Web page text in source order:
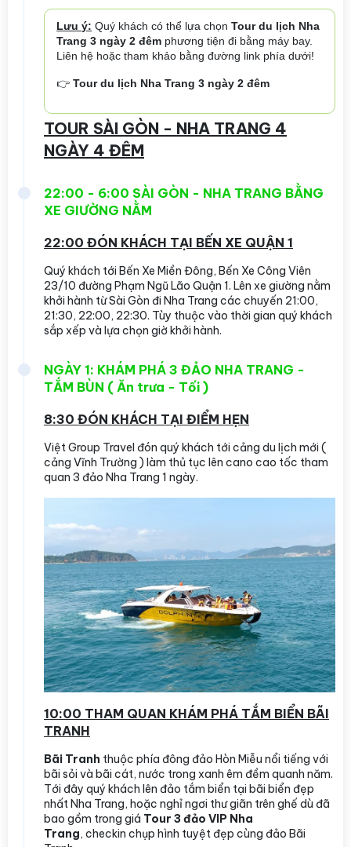
Lưu ý: Quý khách có thể lựa chọnTour du lịch Nha
Trang 3 ngày 2 đêm phương tiện đi bằng máy bay.
Liên hệ hoặc tham khảo bằng đường link phía dưới!
👉Tour du lịch Nha Trang 3 ngày 2 đêm
TOUR SÀI GÒN - NHA TRANG 4
NGÀY 4 ĐÊM
22:00 - 6:00 SÀI GÒN - NHA TRANG BẰNG
XE GIƯỜNG NẰM
22:00 ĐÓN KHÁCH TẠI BẾN XE QUẬN 1
Quý khách tới Bến Xe Miền Đông, Bến Xe Công Viên
23/10 đường Phạm Ngũ Lão Quận 1. Lên xe giường nằm
khởi hành từ Sài Gòn đi Nha Trang các chuyến 21:00,
21:30, 22:00, 22:30. Tùy thuộc vào thời gian quý khách
sắp xếp và lựa chọn giờ khởi hành.
NGÀY 1: KHÁM PHÁ 3 ĐẢO NHA TRANG -
TẮM BÙN ( Ăn trưa - Tối )
8:30 ĐÓN KHÁCH TẠI ĐIỂM HẸN
Việt Group Travel đón quý khách tới cảng du lịch mới (
cảng Vĩnh Trường ) làm thủ tục lên cano cao tốc tham
quan 3 đảo Nha Trang 1 ngày.
10:00 THAM QUAN KHÁM PHÁ TẮM BIỂN BÃI
TRANH
Bãi Tranh thuộc phía đông đảo Hòn Miễu nổi tiếng với
bãi sỏi và bãi cát, nước trong xanh êm đềm quanh năm.
Tới đây quý khách lên đảo tắm biển tại bãi biển đẹp
nhất Nha Trang, hoặc nghỉ ngơi thư giãn trên ghế dù đã
bao gồm trong giá Tour 3 đảo VIP Nha
Trang, checkin chụp hình tuyệt đẹp cùng đảo Bãi